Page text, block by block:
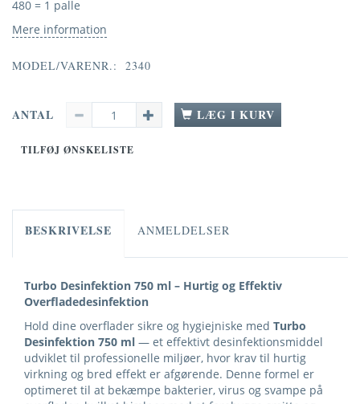
480 = 1 palle
Mere information
MODEL/VARENR.: 2340
ANTAL LÆG I KURV
TILFØJ ØNSKELISTE
BESKRIVELSE ANMELDELSER
Turbo Desinfektion 750 ml – Hurtig og Effektiv
Overfladedesinfektion
Hold dine overflader sikre og hygiejniske med Turbo
Desinfektion 750 ml — et effektivt desinfektionsmiddel
udviklet til professionelle miljøer, hvor krav til hurtig
virkning og bred effekt er afgørende. Denne formel er
optimeret til at bekæmpe bakterier, virus og svampe på